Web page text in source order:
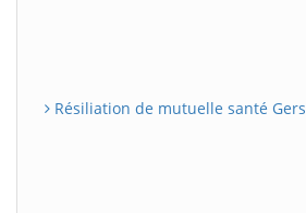
Résiliation de mutuelle santé Gers